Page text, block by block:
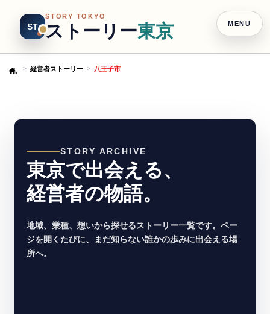
ST
STORY TOKYO
ストーリー東京
Home 経営者ストーリー 八王子市
STORY ARCHIVE
東京で出会える、
経営者の物語。
地域、業種、想いから探せるストーリー一覧です。ペー
ジを開くたびに、まだ知らない誰かの歩みに出会える場
所へ。
MENU